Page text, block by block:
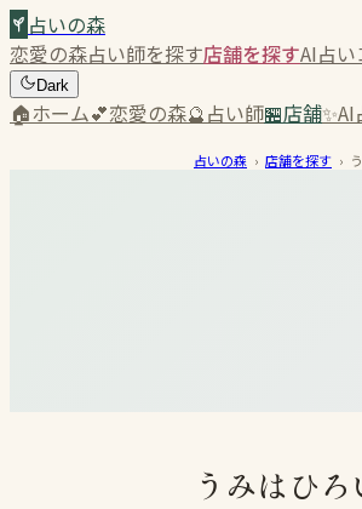
占いの森
恋愛の森占い師を探す店舗を探すAI占い
Dark
🏠ホーム💕恋愛の森🔮占い師🏪店舗✨AI
占いの森 › 店舗を探す ›
うみはひ